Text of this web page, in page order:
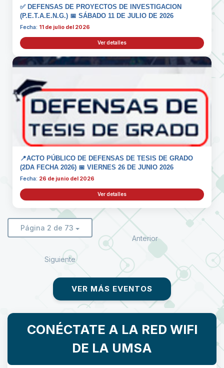
✅ DEFENSAS DE PROYECTOS DE INVESTIGACION
(P.E.T.A.E.N.G.) 📅 SÁBADO 11 DE JULIO DE 2026
Fecha: 11 de julio del 2026
Ver detalles
📍ACTO PÚBLICO DE DEFENSAS DE TESIS DE GRADO
(2DA FECHA 2026) 📅 VIERNES 26 DE JUNIO 2026
Fecha: 26 de junio del 2026
Ver detalles
Página 2 de 73
Anterior
Siguiente
VER MÁS EVENTOS
CONÉCTATE A LA RED WIFI
DE LA UMSA